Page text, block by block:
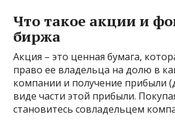
Что такое акции и
биржа
Акция – это ценная бумага,
право ее владельца на долю в
компании и получение прибыли
виде части этой прибыли.
становитесь совладельцем